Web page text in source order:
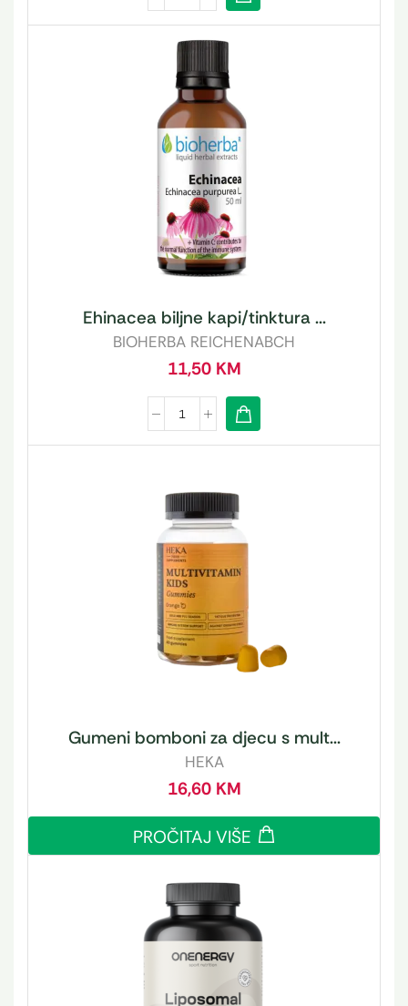
Ehinacea biljne kapi/tinktura ...
BIOHERBA REICHENABCH
11,50 KM
Gumeni bomboni za djecu s mult...
HEKA
16,60 KM
PROČITAJ VIŠE